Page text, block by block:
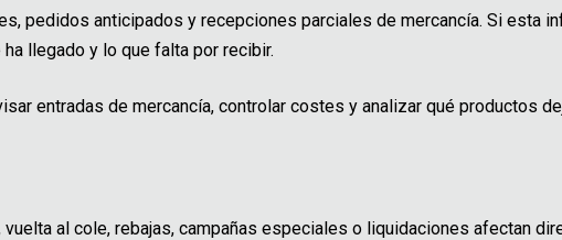
pedidos anticipados y recepciones parciales de mercancía. Si esta
llegado y lo que falta por recibir.
entradas de mercancía, controlar costes y analizar qué productos
al cole, rebajas, campañas especiales o liquidaciones afectan